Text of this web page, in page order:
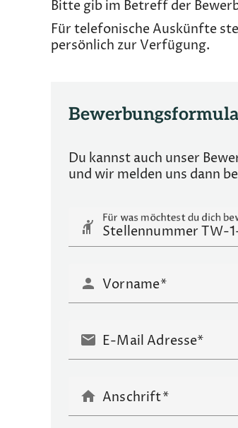
Bitte gib im Betreff der
Für telefonische Auskünfte
persönlich zur Verfügung.
Du kannst auch unser
und wir melden uns dann
hail
Für was möchtest du dich
person Vorname
mail E-Mail Adresse*
home Anschrift